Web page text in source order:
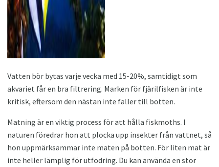
Vatten bör bytas varje vecka med 15-20%, samtidigt som
akvariet får en bra filtrering. Marken för fjärilfisken är inte
kritisk, eftersom den nästan inte faller till botten.
Matning är en viktig process för att hålla fiskmoths. I
naturen föredrar hon att plocka upp insekter från vattnet, så
hon uppmärksammar inte maten på botten. För liten mat är
inte heller lämplig för utfodring. Du kan använda en stor